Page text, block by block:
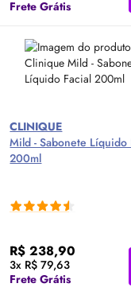
Frete Grátis
CLINIQUE
Mild - Sabonete Líquido
200ml
R$ 238,90
3x R$ 79,63
Frete Grátis